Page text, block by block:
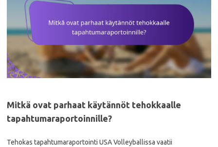
Mitkä ovat parhaat käytännöt tehokkaalle
tapahtumaraportoinnille?
Tehokas tapahtumaraportointi USA Volleyballissa vaatii